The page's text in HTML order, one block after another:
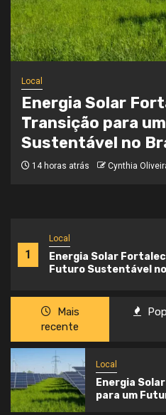
1
Local
Energia Solar
Futuro Sustentável
Local
Onde a
Caminho
3 semanas atrás Cynthia
Mais
recente
Local
Energia
para um